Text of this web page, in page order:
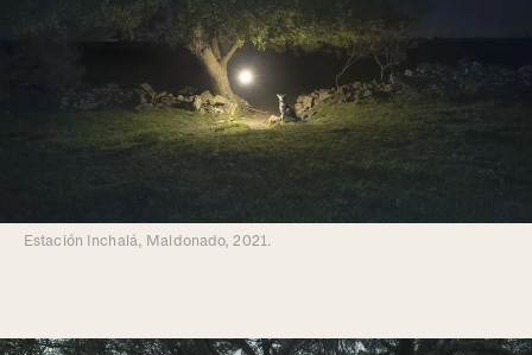
Estación Inchalá, Maldonado, 2021.